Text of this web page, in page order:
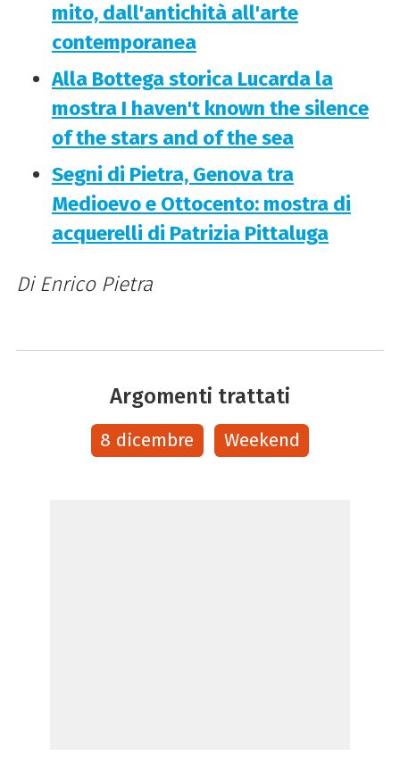
mito, dall'antichità all'arte
contemporanea
Alla Bottega storica Lucarda la
mostra I haven't known the silence
of the stars and of the sea
Segni di Pietra, Genova tra
Medioevo e Ottocento: mostra di
acquerelli di Patrizia Pittaluga
Di Enrico Pietra
Argomenti trattati
8 dicembre Weekend